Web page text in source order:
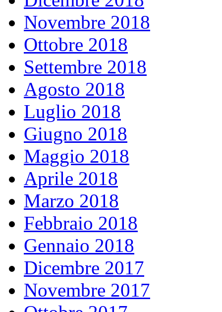
Novembre 2018
Ottobre 2018
Settembre 2018
Agosto 2018
Luglio 2018
Giugno 2018
Maggio 2018
Aprile 2018
Marzo 2018
Febbraio 2018
Gennaio 2018
Dicembre 2017
Novembre 2017